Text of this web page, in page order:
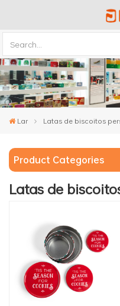
Lar Latas de biscoitos
Product Categories
Latas de